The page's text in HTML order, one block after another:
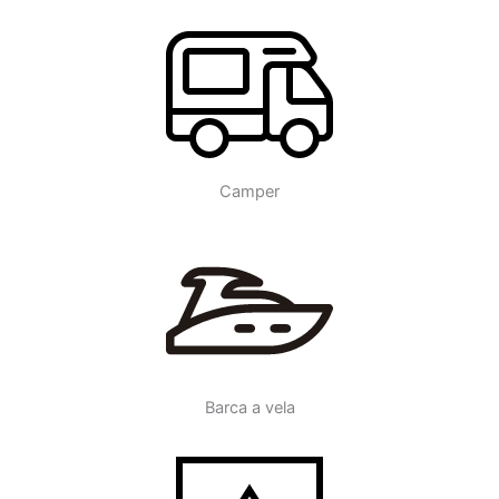
Camper
Barca a vela